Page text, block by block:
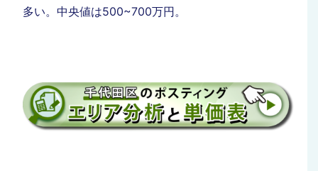
多い。中央値は500~700万円。